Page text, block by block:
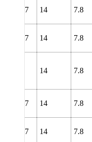
139.7 14 7.8
139.7 14 7.8
14 7.8
139.7 14 7.8
139.7 14 7.8